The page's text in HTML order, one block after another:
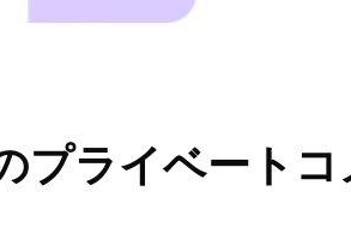
プライベート